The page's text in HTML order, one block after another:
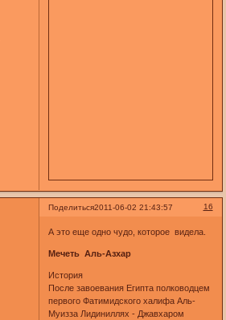
Поделиться 16
2011-06-02 21:43:57
А это еще одно чудо, которое видела.
Мечеть Аль-Азхар
История
После завоевания Египта полководцем
первого Фатимидского халифа Аль-
Муизза Лидиниллях - Джавхаром